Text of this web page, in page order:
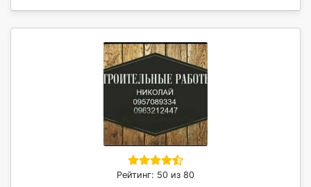
Рейтинг: 50 из 80